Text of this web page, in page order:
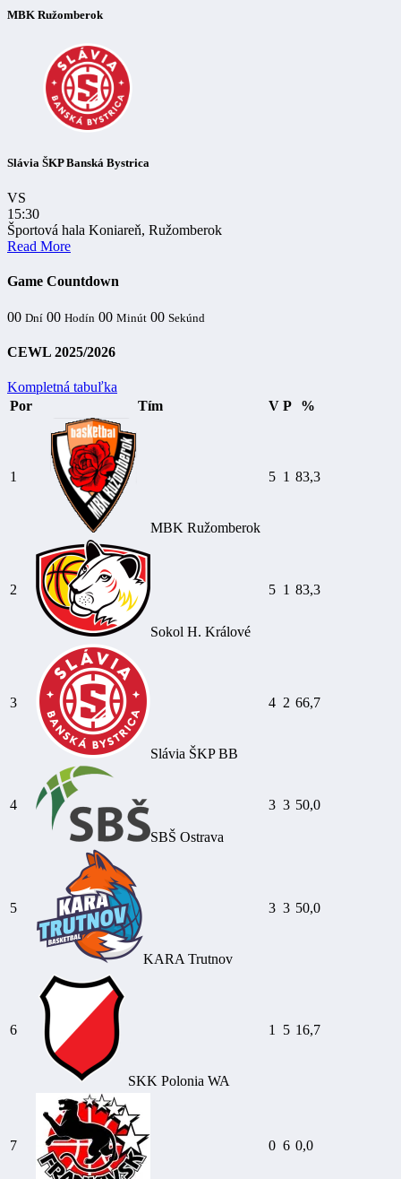
MBK Ružomberok
Slávia ŠKP Banská Bystrica
VS
15:30
Športová hala Koniareň, Ružomberok
Read More
Game Countdown
00 Dní 00 Hodín 00 Minút 00 Sekúnd
CEWL 2025/2026
Kompletná tabuľka
Por
Tím V P %
1
MBK Ružomberok
5 1 83,3
2
Sokol H. Králové
5 1 83,3
3
Slávia ŠKP BB
4 2 66,7
4
SBŠ Ostrava
3 3 50,0
5
KARA Trutnov
3 3 50,0
6
SKK Polonia WA
1 5 16,7
7 0 6 0,0